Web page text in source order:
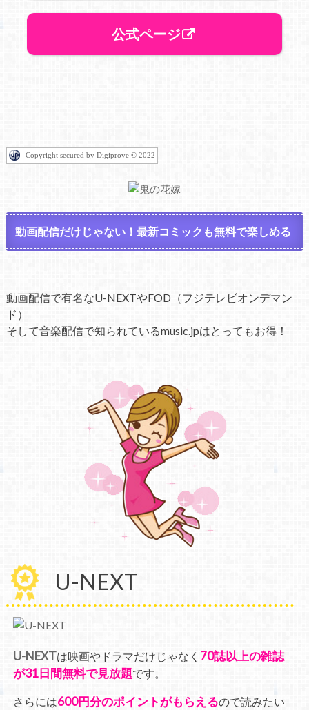
公式ページ
Copyright secured by Digiprove © 2022
動画配信だけじゃない！最新コミックも無料で楽しめる
動画配信で有名なU-NEXTやFOD（フジテレビオンデマン
ド）
そして音楽配信で知られているmusic.jpはとってもお得！
U-NEXT
U-NEXTは映画やドラマだけじゃなく 70誌以上の雑誌
が31日間無料で見放題です。
さらには600円分のポイントがもらえるので読みたい